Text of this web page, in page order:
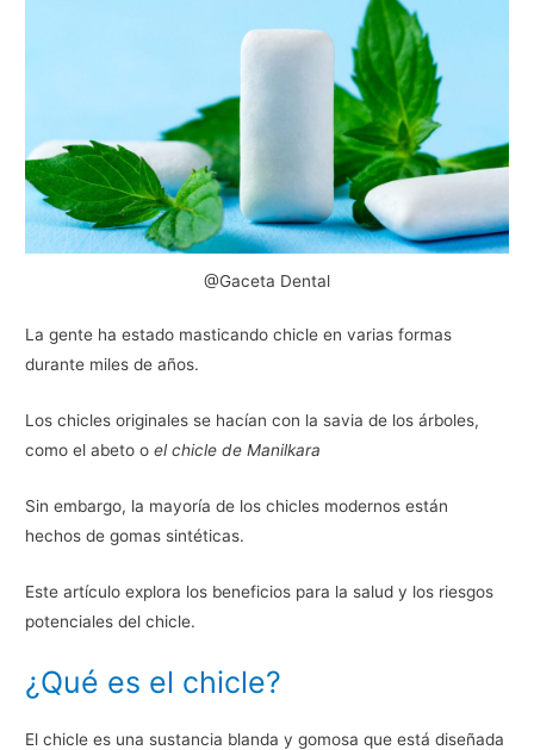
@Gaceta Dental
La gente ha estado masticando chicle en varias formas
durante miles de años.
Los chicles originales se hacían con la savia de los árboles,
como el abeto oel chicle de Manilkara
Sin embargo, la mayoría de los chicles modernos están
hechos de gomas sintéticas.
Este artículo explora los beneficios para la salud y los riesgos
potenciales del chicle.
¿Qué es el chicle?
El chicle es una sustancia blanda y gomosa que está diseñada